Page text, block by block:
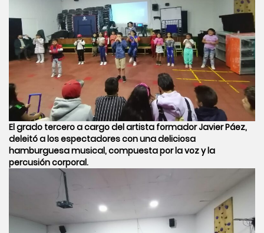
El grado tercero a cargo del artista formador Javier Páez,
deleitó a los espectadores con una deliciosa
hamburguesa musical, compuesta por la voz y la
percusión corporal.